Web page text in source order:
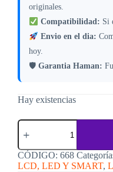
originales.
Compatibilidad: Si
Envio en el dia:
hoy.
🛡 Garantia Haman:
Hay existencias
Control
Remoto
C668
cantidad
CÓDIGO: 668
LCD, LED Y SMART,